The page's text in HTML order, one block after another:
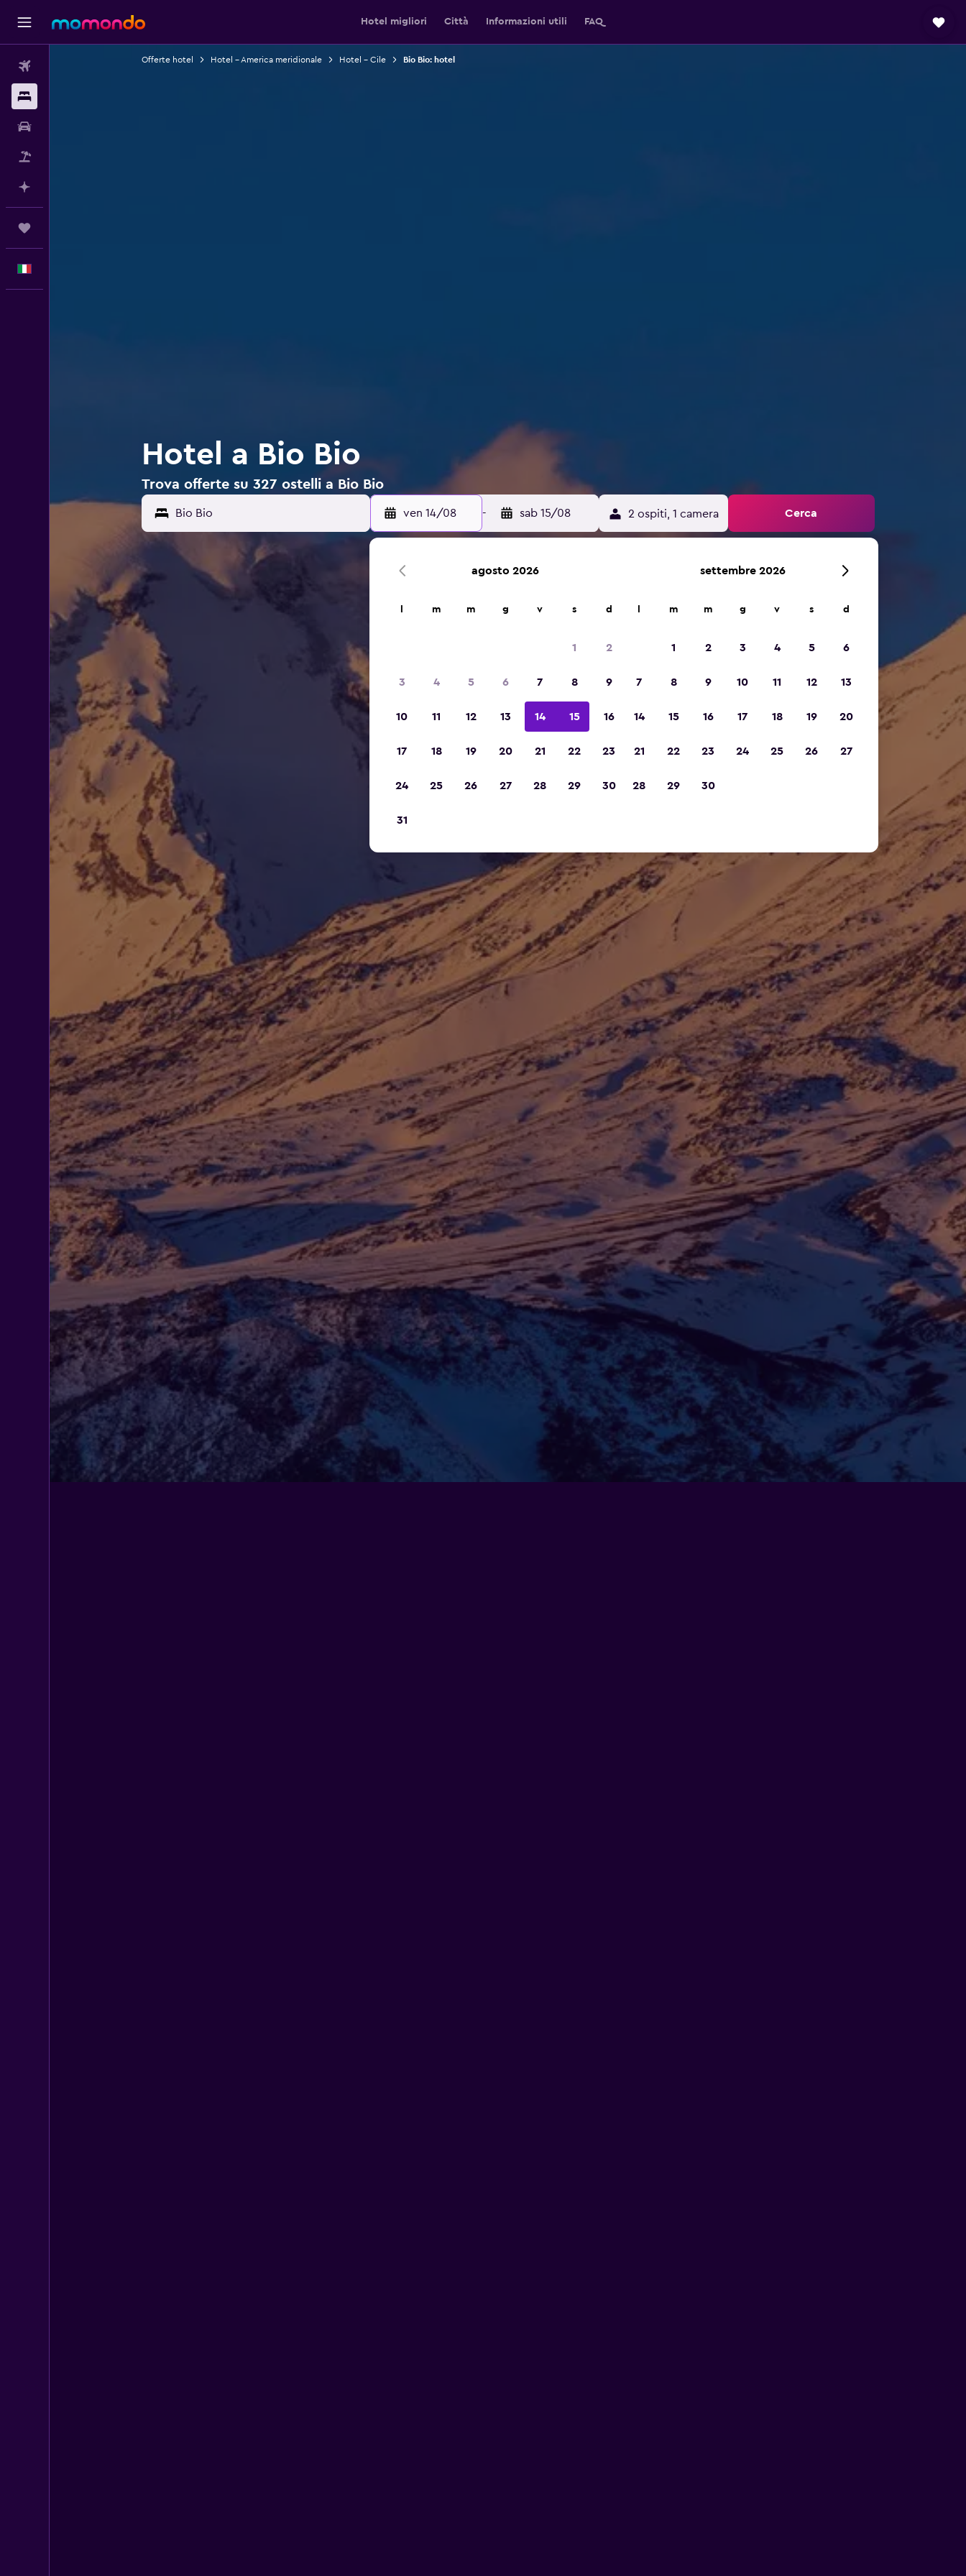
Hotel migliori Città Informazioni utili FAQ
Offerte hotel Hotel - America meridionale Hotel - Cile Bio Bio: hotel
Hotel a Bio Bio
Trova offerte su 327 ostelli a Bio Bio
ven 14/08 - sab 15/08 2 ospiti, 1 camera Cerca
agosto 2026
m m g v s d
1 2
3 4 5 6 7 8 9
10 11 12 13 14 15 16
17 18 19 20 21 22 23
24 25 26 27 28 29 30
31
settembre 2026
m m g v s d
1 2 3 4 5 6
7 8 9 10 11 12 13
14 15 16 17 18 19 20
21 22 23 24 25 26 27
28 29 30